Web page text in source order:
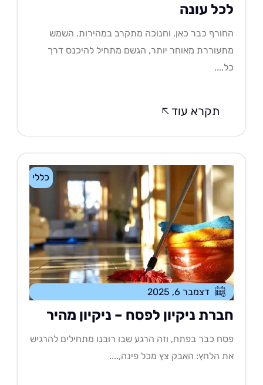
עונה
כבר כאן, וחנוכה מתקרב במהירות. השמש
מאוחר יותר, הגשם מתחיל להיכנס דרך
תקרא עוד
כללי
דצמבר 6, 2025
ניקיון לפסח – ניקיון מהיר
כבר בפתח, וזה הרגע שבו רובנו מתחילים להרגיש
הלחץ: האבק צץ מכל פינה,....